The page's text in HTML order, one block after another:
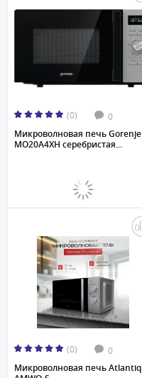
(0) 0
Микроволновая печь Gorenje
MO20A4XH серебристая...
(0) 0
Микроволновая печь Atlantiq